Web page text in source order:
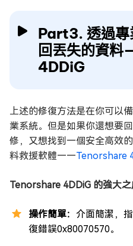
Part3. 透過專
回丟失的資
4DDiG
上述的修復方法是在你可以
業系統。但是如果你還想要
修，又想找到一個安全高效
料救援軟體——Tenorshare
Tenorshare 4DDiG 的強大之
操作簡單： 介面簡潔，
復錯誤0x80070570。